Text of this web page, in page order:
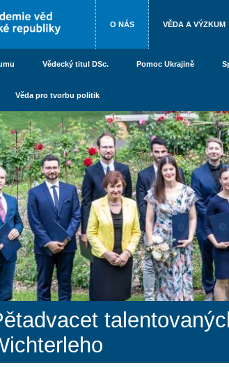
O NÁS VĚDA A VÝZKUM
Vědecký titul DSc. Pomoc Ukrajině
Věda pro tvorbu politik